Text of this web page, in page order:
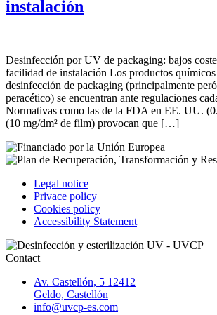
instalación
Desinfección por UV de packaging: bajos
facilidad de instalación Los productos químicos
desinfección de packaging (principalmente
peracético) se encuentran ante regulaciones
Normativas como las de la FDA en EE. UU.
(10 mg/dm² de film) provocan que […]
Legal notice
Privace policy
Cookies policy
Accessibility Statement
Contact
Av. Castellón, 5 12412
Geldo, Castellón
info@uvcp-es.com